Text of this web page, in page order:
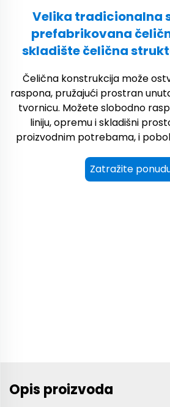
Velika tradicionalna
prefabrikovana
skladište čelična
Čelična konstrukcija može
raspona, pružajući prostran
tvornicu. Možete slobodno
liniju, opremu i skladišni
proizvodnim potrebama, i
Zatražite
Opis proizvoda